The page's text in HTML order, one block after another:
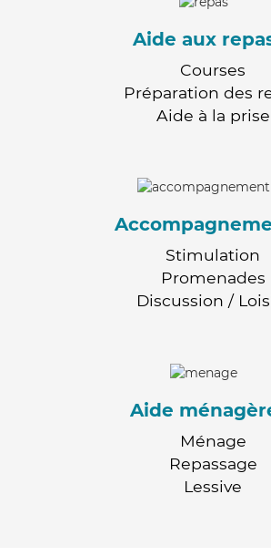
Aide aux
Courses
Préparation des
Aide à la prise
Stimulation
Promenades
Discussion /
Aide
Ménage
Repassage
Lessive